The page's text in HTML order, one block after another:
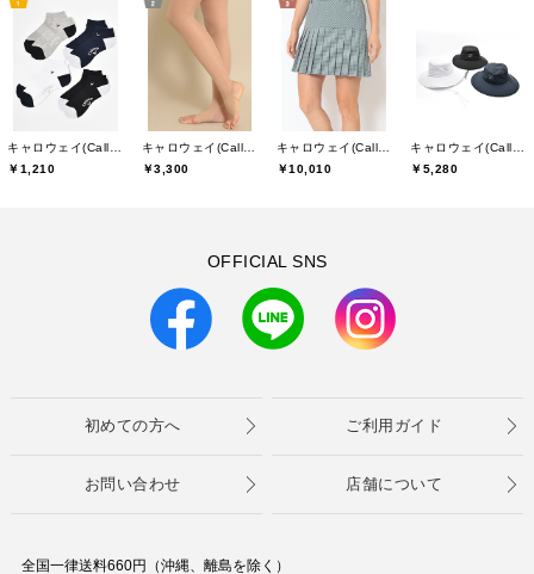
キャロウェイ(Callaway)
￥1,210
キャロウェイ(Callaway)
￥3,300
キャロウェイ(Callaway)
￥10,010
キャロウェイ(Callaway)
￥5,280
OFFICIAL SNS
初めての方へ ご利用ガイド
お問い合わせ 店舗について
全国一律送料660円（沖縄、離島を除く）